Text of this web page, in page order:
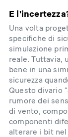
E
Una volta
specifiche di
simulazione
reale. Tuttavia,
bene in una
sicurezza
Questo divario
rumore dei
di vento,
componenti
alterare i bit